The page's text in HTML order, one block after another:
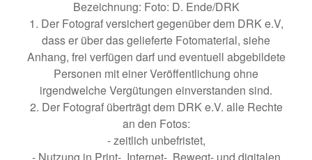
Bezeichnung: Foto: D. Ende/DRK
1. Der Fotograf versichert gegenüber dem DRK e.V,
dass er über das gelieferte Fotomaterial, siehe
Anhang, frei verfügen darf und eventuell abgebildete
Personen mit einer Veröffentlichung ohne
irgendwelche Vergütungen einverstanden sind.
2. Der Fotograf überträgt dem DRK e.V. alle Rechte
an den Fotos:
- zeitlich unbefristet,